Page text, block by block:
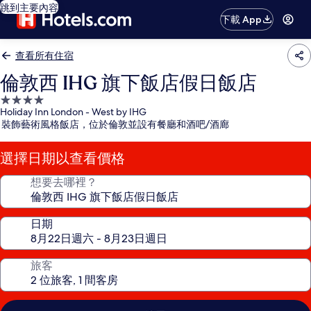
跳到主要內容
下載 App
查看所有住宿
倫敦西 IHG 旗下飯店假日飯店
4.0
星
級
住
宿
Holiday Inn London - West by IHG
裝飾藝術風格飯店，位於倫敦並設有餐廳和酒吧/酒廊
選擇日期以查看價格
想要去哪裡？
日期
旅客